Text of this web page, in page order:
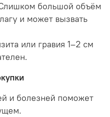
большой объём
и может вызвать
или гравия 1–2 см
и болезней поможет